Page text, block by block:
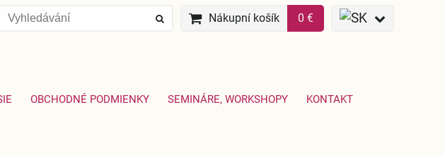
Nákupní košík 0 €
OBCHODNÉ PODMIENKY SEMINÁRE, WORKSHOPY KONTAKT